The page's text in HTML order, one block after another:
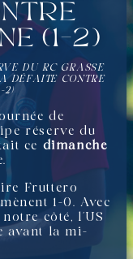
(1-2)
DU RC GRASSE
DÉFAITE CONTRE
2)
de
réserve du
ce dimanche
Fruttero
1-0. Avec
côté, l’US
avant la mi-